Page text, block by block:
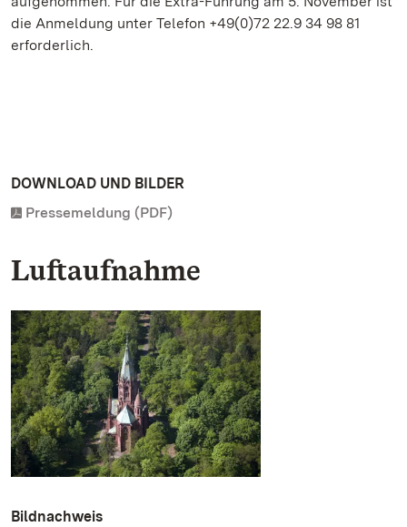
die Anmeldung unter Telefon +49(0)72 22.9 34 98 81
erforderlich.
DOWNLOAD UND BILDER
Pressemeldung (PDF)
Luftaufnahme
Bildnachweis